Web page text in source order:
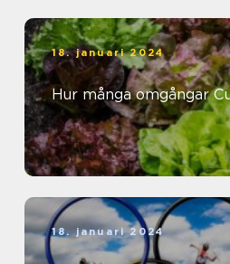
18. januari 2024
Hur många omgångar
18. januari 2024